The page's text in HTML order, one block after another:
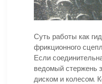
Суть работы как
фрикционного
Если
ведомый стержень
диском и колесом.